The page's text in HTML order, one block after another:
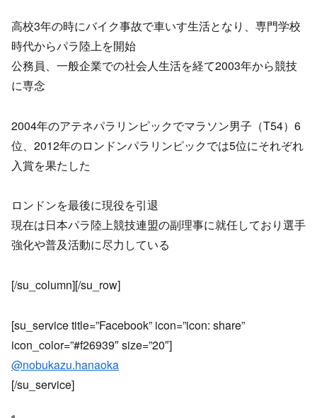
高校3年の時にバイク事故で車いす生活となり、専門学校
時代からパラ陸上を開始
公務員、一般企業での社会人生活を経て2003年から競技
に専念
2004年のアテネパラリンピックでマラソン男子（T54）6
位、2012年のロンドンパラリンピックでは5位にそれぞれ
入賞を果たした
ロンドンを最後に現役を引退
現在は日本パラ陸上競技連盟の副理事に就任しており選手
強化や普及活動に尽力している
[/su_column][/su_row]
[su_service title=”Facebook” icon=”icon: share”
icon_color=”#f26939″ size=”20″]
@nobukazu.hanaoka
[/su_service]